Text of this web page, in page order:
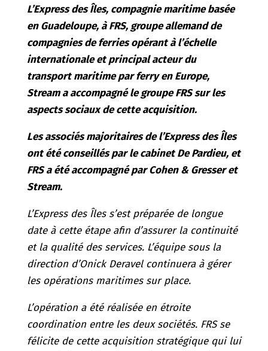
L’Express des Îles, compagnie maritime basée
en Guadeloupe, à FRS, groupe allemand de
compagnies de ferries opérant à l’échelle
internationale et principal acteur du
transport maritime par ferry en Europe,
Stream a accompagné le groupe FRS sur les
aspects sociaux de cette acquisition.
Les associés majoritaires de l’Express des Îles
ont été conseillés par le cabinet De Pardieu, et
FRS a été accompagné par Cohen & Gresser et
Stream.
L’Express des Îles s’est préparée de longue
date à cette étape afin d’assurer la continuité
et la qualité des services. L’équipe sous la
direction d’Onick Deravel continuera à gérer
les opérations maritimes sur place.
L’opération a été réalisée en étroite
coordination entre les deux sociétés. FRS se
félicite de cette acquisition stratégique qui lui